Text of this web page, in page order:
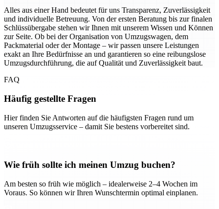
Alles aus einer Hand bedeutet für uns Transparenz, Zuverlässigkeit
und individuelle Betreuung. Von der ersten Beratung bis zur finalen
Schlüssübergabe stehen wir Ihnen mit unserem Wissen und Können
zur Seite. Ob bei der Organisation von Umzugswagen, dem
Packmaterial oder der Montage – wir passen unsere Leistungen
exakt an Ihre Bedürfnisse an und garantieren so eine reibungslose
Umzugsdurchführung, die auf Qualität und Zuverlässigkeit baut.
FAQ
Häufig gestellte Fragen
Hier finden Sie Antworten auf die häufigsten Fragen rund um
unseren Umzugsservice – damit Sie bestens vorbereitet sind.
Wie früh sollte ich meinen Umzug buchen?
Am besten so früh wie möglich – idealerweise 2–4 Wochen im
Voraus. So können wir Ihren Wunschtermin optimal einplanen.